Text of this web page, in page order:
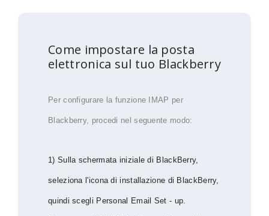
Come impostare la posta
elettronica sul tuo Blackberry
Per configurare la funzione IMAP per
Blackberry, procedi nel seguente modo:
1) Sulla schermata iniziale di BlackBerry,
seleziona l'icona di installazione di BlackBerry,
quindi scegli Personal Email Set - up.